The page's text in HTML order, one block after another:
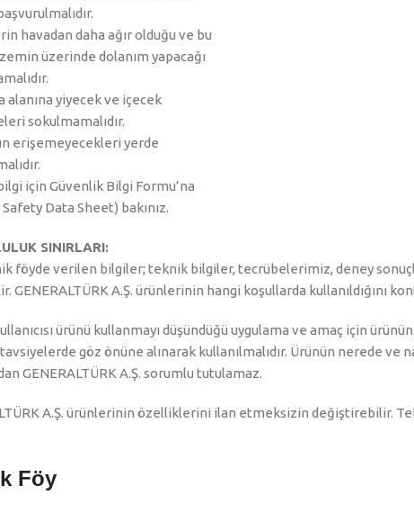
havadan daha ağır olduğu ve bu
üzerinde dolanım yapacağı
alanına yiyecek ve içecek
sokulmamalıdır.
erişemeyecekleri yerde
için Güvenlik Bilgi Formu’na
Data Sheet) bakınız.
SINIRLARI:
föyde verilen bilgiler; teknik bilgiler, tecrübelerimiz, deney
GENERALTÜRK A.Ş. ürünlerinin hangi koşullarda
ürünü kullanmayı düşündüğü uygulama ve amaç için
göz önüne alınarak kullanılmalıdır. Ürünün nerede ve
GENERALTÜRK A.Ş. sorumlu tutulamaz.
A.Ş. ürünlerinin özelliklerini ilan etmeksizin değiştirebilir.
Föy